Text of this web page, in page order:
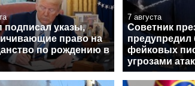
подписал указы,
право на
по рождению в
7 августа
Советник
предупредил
фейковых
угрозами